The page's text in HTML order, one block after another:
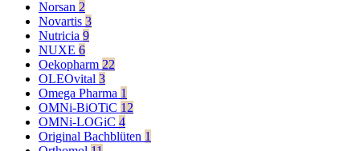
Norsan 2
Novartis 3
Nutricia 9
NUXE 6
Oekopharm 22
OLEOvital 3
Omega Pharma 1
OMNi-BiOTiC 12
OMNi-LOGiC 4
Original Bachblüten 1